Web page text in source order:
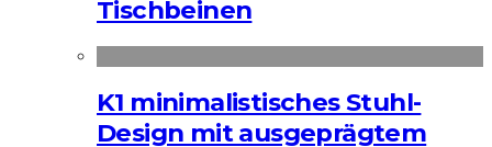
Tischbeinen
K1 minimalistisches Stuhl-
Design mit ausgeprägtem